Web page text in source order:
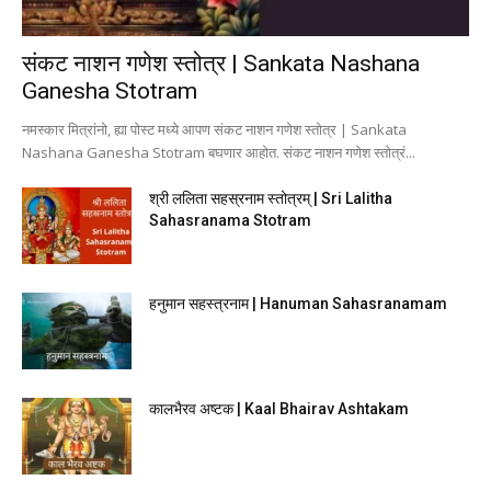
संकट नाशन गणेश स्तोत्र | Sankata Nashana
Ganesha Stotram
नमस्कार मित्रांनो, ह्या पोस्ट मध्ये आपण संकट नाशन गणेश स्तोत्र | Sankata
Nashana Ganesha Stotram बघणार आहोत. संकट नाशन गणेश स्तोत्रं...
श्री ललिता सहस्रनाम स्तोत्रम् | Sri Lalitha
Sahasranama Stotram
हनुमान सहस्त्रनाम | Hanuman Sahasranamam
कालभैरव अष्टक | Kaal Bhairav Ashtakam